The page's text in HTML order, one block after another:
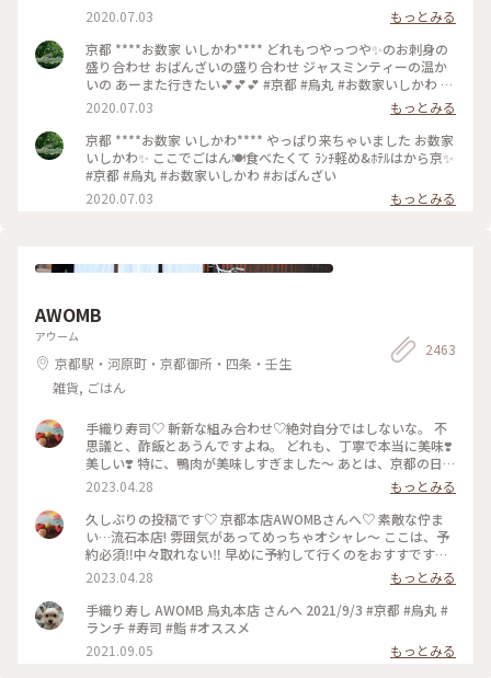
2020.07.03
もっとみる
京都 ****お数家 いしかわ**** どれもつやっつや✨のお刺身の
盛り合わせ おばんざいの盛り合わせ ジャスミンティーの温か
いの あーまた行きたい💕💕💕 #京都 #烏丸 #お数家いしかわ #
おばんざい #お刺身 #刺盛り #おばんざい盛り合わせ
2020.07.03
もっとみる
京都 ****お数家 いしかわ**** やっぱり来ちゃいました お数家
いしかわ✨ ここでごはん🍽️食べたくて ﾗﾝﾁ軽め&ﾎﾃﾙはから京✨
#京都 #烏丸 #お数家いしかわ #おばんざい
2020.07.03
もっとみる
AWOMB
アウーム
京都駅・河原町・京都御所・四条・壬生
雑貨, ごはん
2463
手織り寿司♡ 斬新な組み合わせ♡絶対自分ではしないな。 不
思議と、酢飯とあうんですよね。 どれも、丁寧で本当に美味❣️
美しい❣️ 特に、鴨肉が美味しすぎました〜 あとは、京都の日本
酒🍶♡ 素敵時間でした〜 #わたしのことりっぷ旅 #AWOMB #
京都 #烏丸本店 #手織り寿司
2023.04.28
もっとみる
久しぶりの投稿です♡ 京都本店AWOMBさんへ♡ 素敵な佇ま
い…流石本店! 雰囲気があってめっちゃオシャレ〜 ここは、予
約必須‼︎中々取れない‼︎ 早めに予約して行くのをおすすです♡
GW人すごそうですね… #京都 #AWOMB #烏丸本店 #手織り寿
司
2023.04.28
もっとみる
手織り寿し AWOMB 烏丸本店 さんへ 2021/9/3 #京都 #烏丸 #
ランチ #寿司 #鮨 #オススメ
2021.09.05
もっとみる